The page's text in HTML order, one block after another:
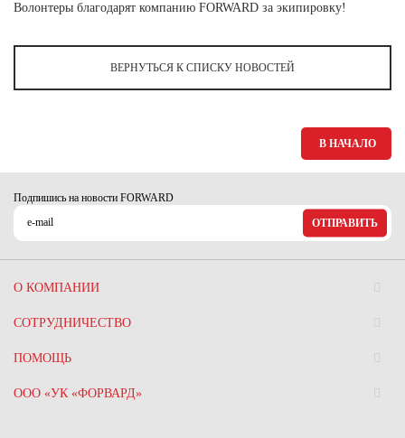
Хакасия (1)
Челябинская область (2)
Волонтеры благодарят компанию FORWARD за экипировку!
ВЕРНУТЬСЯ К СПИСКУ НОВОСТЕЙ
В НАЧАЛО
Подпишись на новости FORWARD
ОТПРАВИТЬ
О КОМПАНИИ
СОТРУДНИЧЕСТВО
ПОМОЩЬ
ООО «УК «ФОРВАРД»